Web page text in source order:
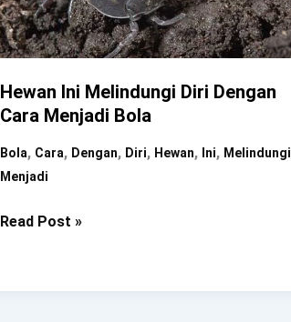
Hewan Ini Melindungi Diri Dengan
Cara Menjadi Bola
Bola, Cara, Dengan, Diri, Hewan, Ini, Melindungi
Menjadi
Hewan
Read Post »